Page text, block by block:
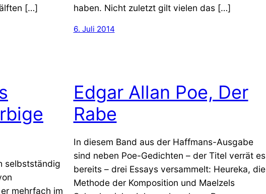
[…]
haben. Nicht zuletzt gilt vielen das […]
6. Juli 2014
selbstständig
mehrfach im
Edgar Allan Poe, Der
Rabe
In diesem Band aus der Haffmans-Ausgabe
sind neben Poe-Gedichten – der Titel verrät es
bereits – drei Essays versammelt: Heureka, die
Methode der Komposition und Maelzels